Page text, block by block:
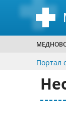
Портал